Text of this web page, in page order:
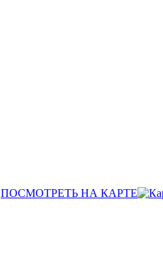
ПОСМОТРЕТЬ НА КАРТЕ